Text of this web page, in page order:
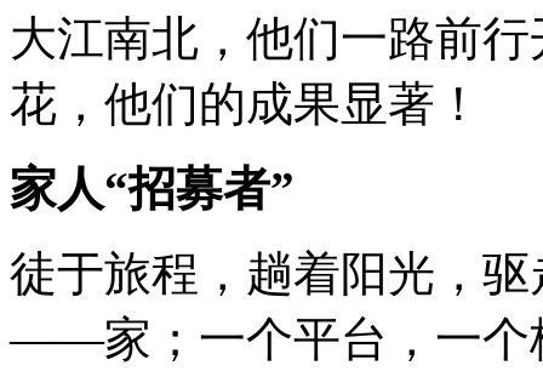
大江南北，他们一路前
花，他们的成果显著！
家人“招募者”
徒于旅程，趟着阳光，
——家；一个平台，一个